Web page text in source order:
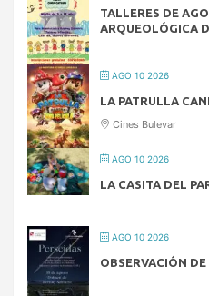
TALLERES DE
ARQUEOLÓGICA
AGO 10 2026
LA PATRULLA
Cines Bulevar
AGO 10 2026
LA CASITA DEL
AGO 10 2026
OBSERVACIÓN